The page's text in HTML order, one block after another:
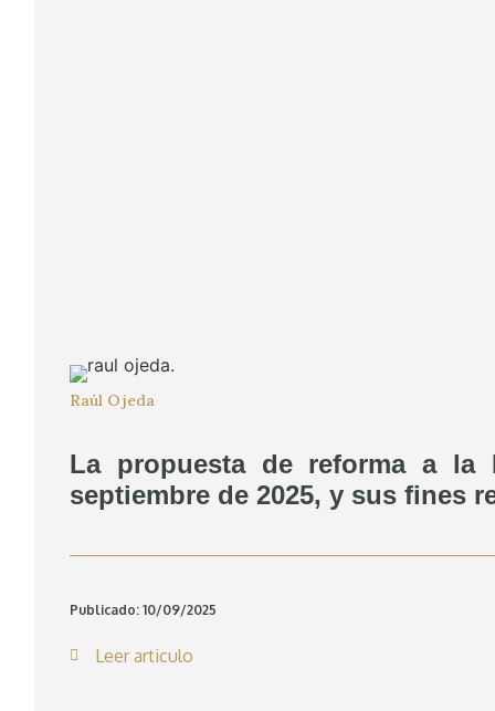
Raúl Ojeda
La propuesta de reforma a la
septiembre de 2025, y sus fines
Publicado: 10/09/2025
Leer articulo